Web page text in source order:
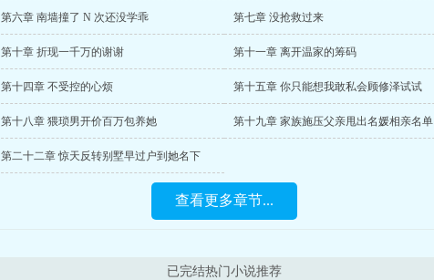
第六章 南墙撞了 N 次还没学乖 第七章 没抢救过来
第十章 折现一千万的谢谢 第十一章 离开温家的筹码
第十四章 不受控的心烦 第十五章 你只能想我敢私会顾修泽试试
第十八章 猥琐男开价百万包养她 第十九章 家族施压父亲甩出名媛相亲名单
第二十二章 惊天反转别墅早过户到她名下
查看更多章节...
已完结热门小说推荐